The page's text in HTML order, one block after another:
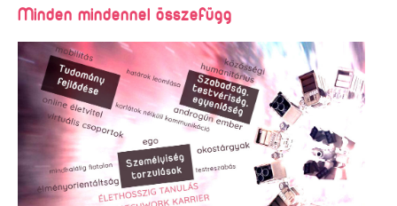
Minden mindennel összefügg